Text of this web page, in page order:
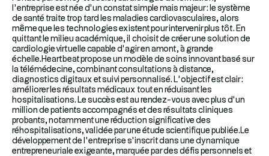
l’entreprise est née d’un constat simple mais majeur : le système
de santé traite trop tard les maladies cardiovasculaires, alors
même que les technologies existent pour intervenir plus tôt. En
quittant le milieu académique, il choisit de créer une solution de
cardiologie virtuelle capable d’agir en amont, à grande
échelle.Heartbeat propose un modèle de soins innovant basé sur
la télémédecine, combinant consultations à distance,
diagnostics digitaux et suivi personnalisé. L’objectif est clair :
améliorer les résultats médicaux tout en réduisant les
hospitalisations. Le succès est au rendez-vous avec plus d’un
million de patients accompagnés et des résultats cliniques
probants, notamment une réduction significative des
réhospitalisations, validée par une étude scientifique publiée.Le
développement de l’entreprise s’inscrit dans une dynamique
entrepreneuriale exigeante, marquée par des défis personnels et